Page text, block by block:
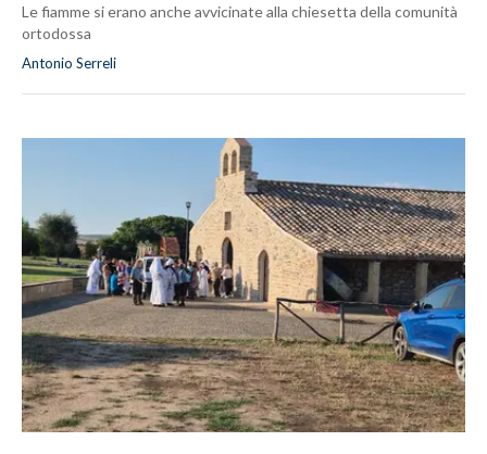
Le fiamme si erano anche avvicinate alla chiesetta della comunità
ortodossa
Antonio Serreli